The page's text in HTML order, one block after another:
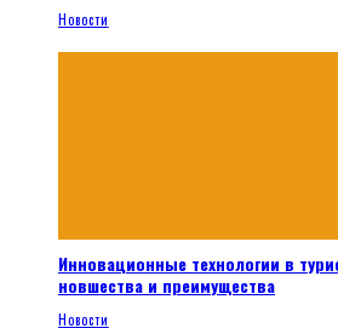
Новости
Инновационные технологии в
новшества и преимущества
Новости